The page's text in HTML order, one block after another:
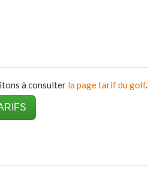
à consulter la page tarif du golf.